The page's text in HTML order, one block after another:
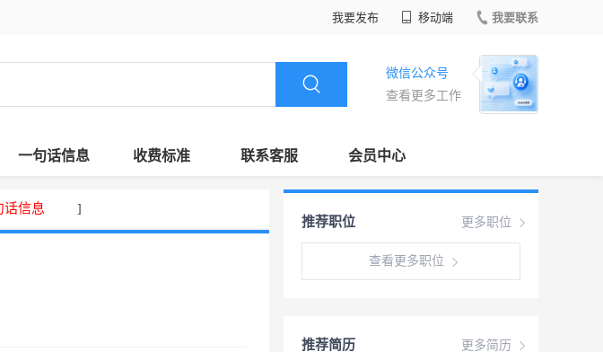
我要发布 移动端 我要联系
微信公众号
查看更多工作
一句话信息 收费标准 联系客服 会员中心
话信息 ]
更多职位
推荐职位
查看更多职位
更多简历
推荐简历